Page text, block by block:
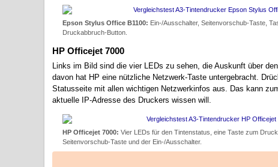
Epson Stylus Office B1100: Ein-/Ausschalter, Seitenvorschub-Taste,
Druckabbruch-Button.
HP Officejet 7000
Links im Bild sind die vier LEDs zu sehen, die Auskunft über
davon hat HP eine nützliche Netzwerk-Taste untergebracht.
Statusseite mit allen wichtigen Netzwerkinfos aus. Das kann
aktuelle IP-Adresse des Druckers wissen will.
HP Officejet 7000: Vier LEDs für den Tintenstatus, eine Taste zum
Seitenvorschub-Taste und der Ein-/Ausschalter.